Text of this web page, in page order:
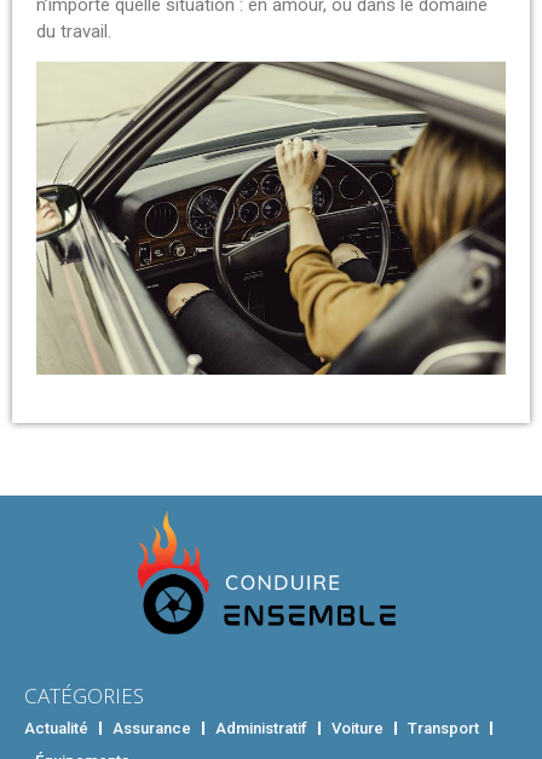
n’importe quelle situation : en amour, ou dans le domaine
du travail.
CATÉGORIES
Actualité Assurance Administratif Voiture
Transport